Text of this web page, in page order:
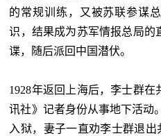
的常规训练，又被苏联参谋
识，结果成为苏军情报总局的
谍，随后派回中国潜伏。
1928年返回上海后，李士群
讯社》记者身份从事地下活动
入狱，妻子一直劝李士群退